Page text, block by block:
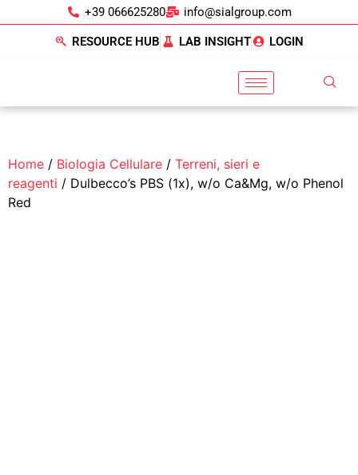
+39 066625280 info@sialgroup.com
RESOURCE HUB LAB INSIGHT LOGIN
Home / Biologia Cellulare / Terreni, sieri e
reagenti / Dulbecco’s PBS (1x), w/o Ca&Mg, w/o Phenol
Red